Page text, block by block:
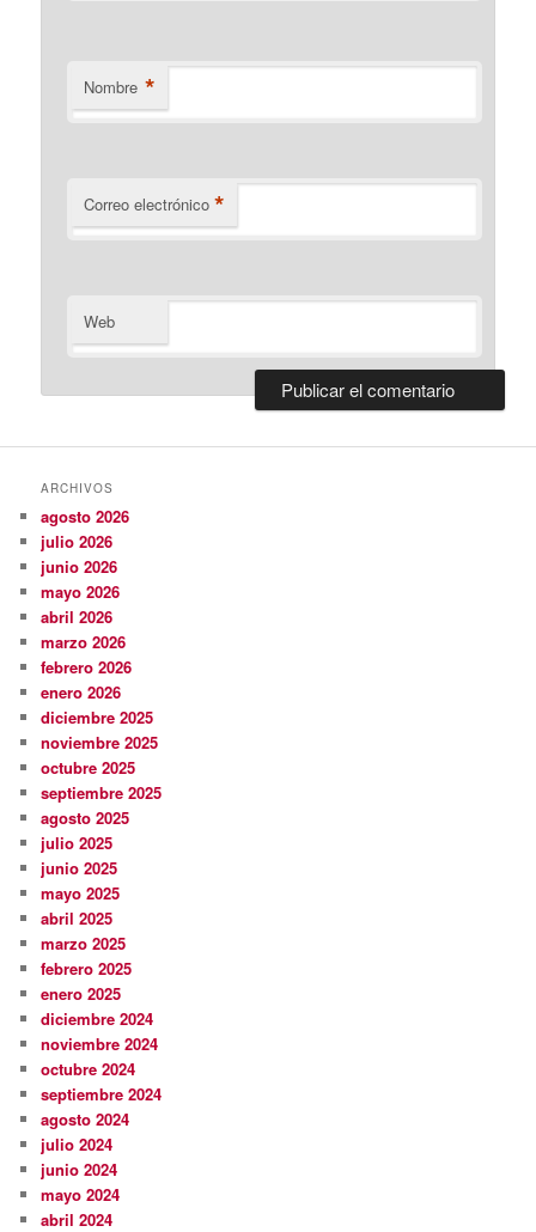
Nombre *
Correo electrónico *
Web
ARCHIVOS
agosto 2026
julio 2026
junio 2026
mayo 2026
abril 2026
marzo 2026
febrero 2026
enero 2026
diciembre 2025
noviembre 2025
octubre 2025
septiembre 2025
agosto 2025
julio 2025
junio 2025
mayo 2025
abril 2025
marzo 2025
febrero 2025
enero 2025
diciembre 2024
noviembre 2024
octubre 2024
septiembre 2024
agosto 2024
julio 2024
junio 2024
mayo 2024
abril 2024